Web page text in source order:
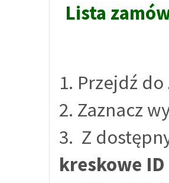
Lista
1. Przejdź do
2. Zaznacz
3. Z
kreskowe